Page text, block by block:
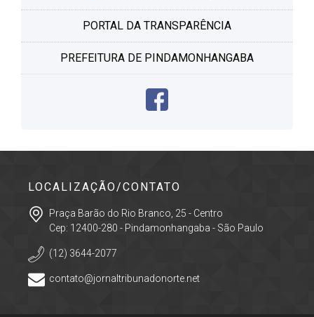
PORTAL DA TRANSPARÊNCIA
PREFEITURA DE PINDAMONHANGABA
LOCALIZAÇÃO/CONTATO
Praça Barão do Rio Branco, 25 - Centro
Cep: 12400-280 - Pindamonhangaba - São Paulo
(12) 3644-2077
contato@jornaltribunadonorte.net